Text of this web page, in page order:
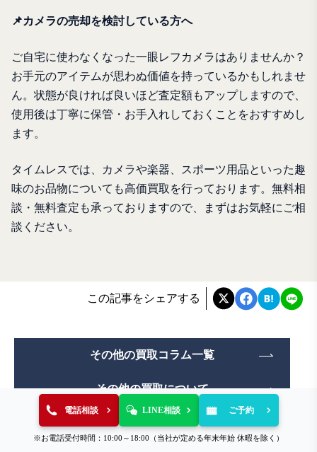
📌カメラの売却を検討している方へ
ご自宅に使わなくなった一眼レフカメラはありませんか？
お手元のアイテムが思わぬ価値を持っているかもしれませ
ん。状態が良ければ良いほど査定額もアップしますので、
使用後は丁寧に保管・お手入れしておくことをおすすめし
ます。
タイムレスでは、カメラや楽器、スポーツ用品といった趣
味のお品物についても高価買取を行っております。無料相
談・無料査定も承っておりますので、まずはお気軽にご相
談ください。
この記事をシェアする
その他の買取コラム一覧
その他の買取について
電話相談 LINE相談 ご予約
※お電話受付時間：10:00～18:00（当社が定める年末年始 休暇を除く）